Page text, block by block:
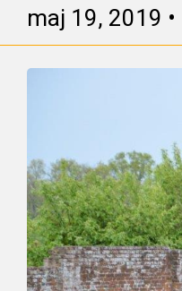
maj 19, 2019 •